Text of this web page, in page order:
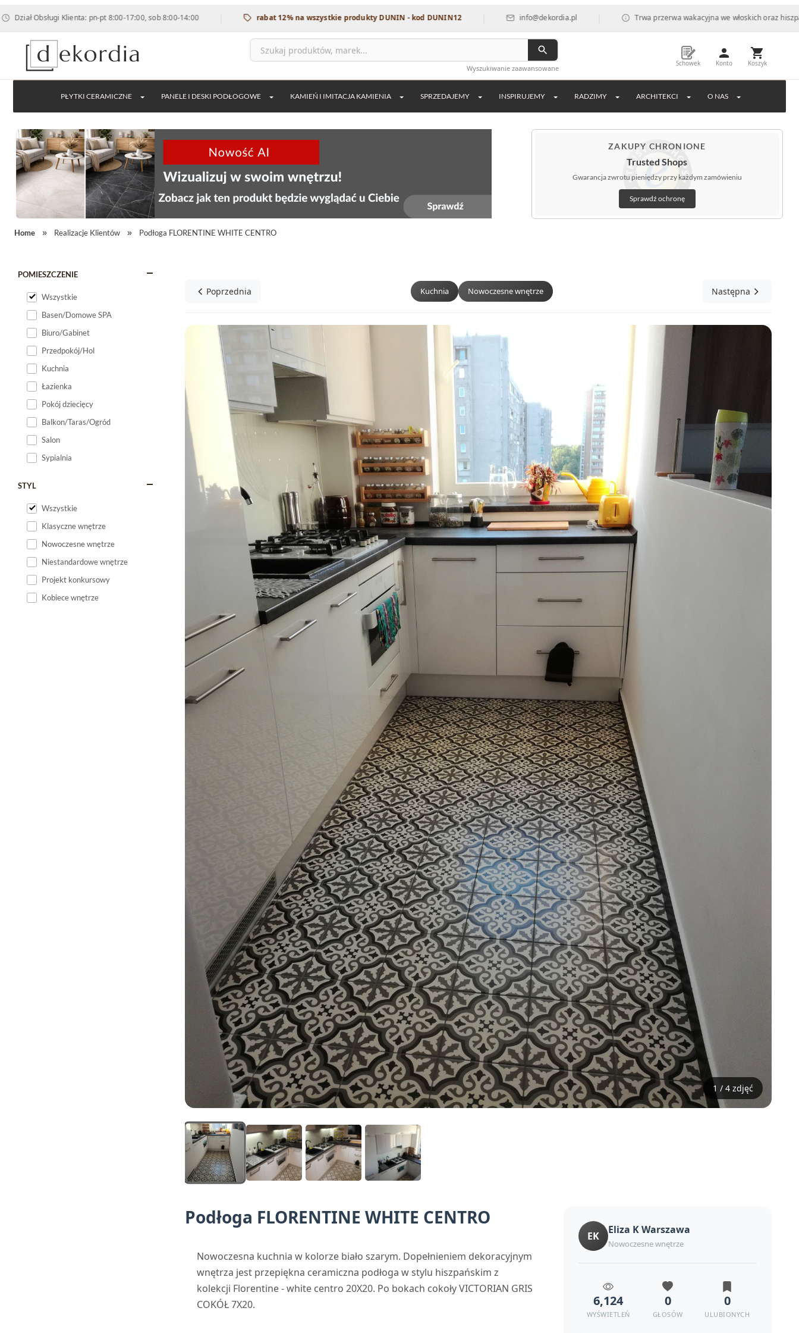
Klienta: pn-pt 8:00-17:00, sob 8:00-14:00 | rabat 12% na wszystkie produkty DUNIN - kod DUNIN12 | info@dekordia.pl | Trwa przerwa wakacyjna we włoskich oraz hiszpańskich
Wyszukiwanie zaawansowane
Schowek Konto Koszyk
PŁYTKI CERAMICZNE PANELE I DESKI PODŁOGOWE KAMIEŃ I IMITACJA KAMIENIA SPRZEDAJEMY INSPIRUJEMY RADZIMY ARCHITEKCI O NAS
ZAKUPY CHRONIONE
Trusted Shops
Gwarancja zwrotu pieniędzy przy każdym zamówieniu
Sprawdź ochronę
Home Realizacje Klientów Podłoga FLORENTINE WHITE CENTRO
POMIESZCZENIE
Wszystkie
Basen/Domowe SPA
Biuro/Gabinet
Przedpokój/Hol
Kuchnia
Łazienka
Pokój dziecięcy
Balkon/Taras/Ogród
Salon
Sypialnia
STYL
Wszystkie
Klasyczne wnętrze
Nowoczesne wnętrze
Niestandardowe wnętrze
Projekt konkursowy
Kobiece wnętrze
Poprzednia Kuchnia Nowoczesne wnętrze Następna
1 / 4 zdjęć
Podłoga FLORENTINE WHITE CENTRO
Nowoczesna kuchnia w kolorze biało szarym. Dopełnieniem dekoracyjnym
wnętrza jest przepiękna ceramiczna podłoga w stylu hiszpańskim z
kolekcji Florentine - white centro 20X20. Po bokach cokoły VICTORIAN GRIS
COKÓŁ 7X20.
EK Eliza K Warszawa
Nowoczesne wnętrze
6,124
WYŚWIETLEŃ
0
GŁOSÓW
0
ULUBIONYCH